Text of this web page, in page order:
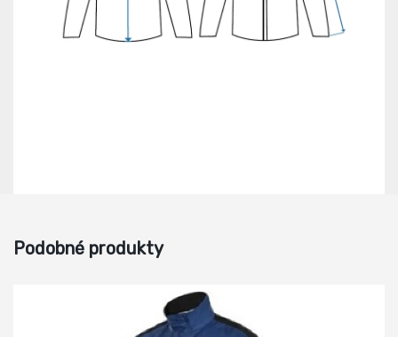
Podobné produkty